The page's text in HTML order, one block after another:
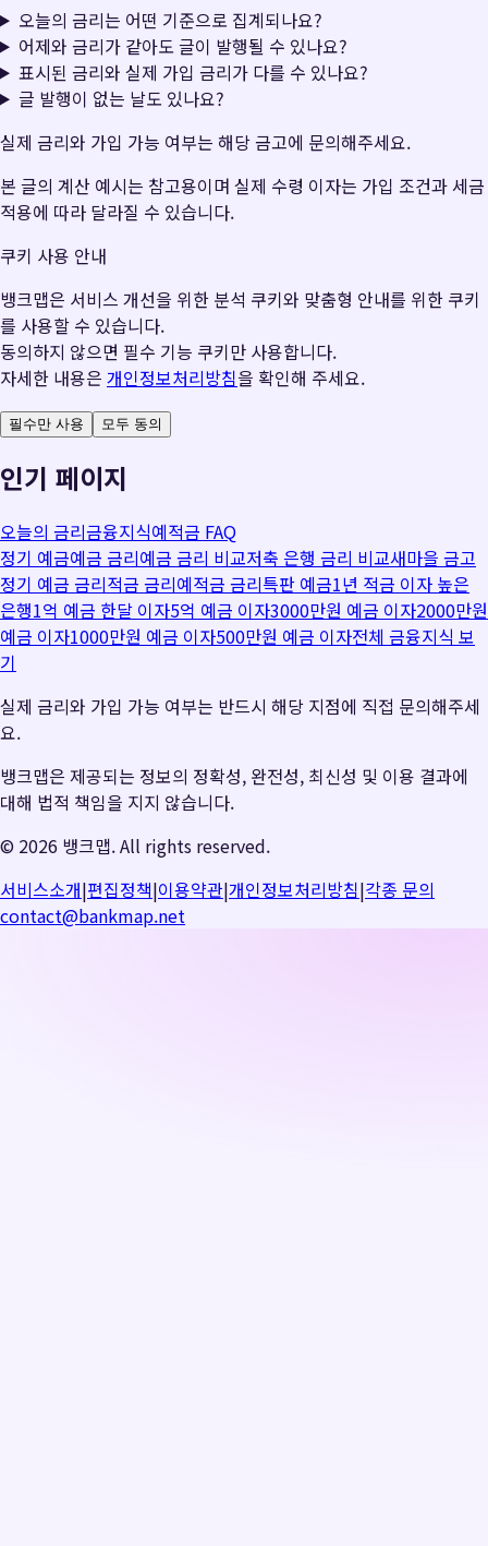
오늘의 금리는 어떤 기준으로 집계되나요?
어제와 금리가 같아도 글이 발행될 수 있나요?
표시된 금리와 실제 가입 금리가 다를 수 있나요?
글 발행이 없는 날도 있나요?
실제 금리와 가입 가능 여부는 해당 금고에 문의해주세요.
본 글의 계산 예시는 참고용이며 실제 수령 이자는 가입 조건과 세금
적용에 따라 달라질 수 있습니다.
쿠키 사용 안내
뱅크맵은 서비스 개선을 위한 분석 쿠키와 맞춤형 안내를 위한 쿠키
를 사용할 수 있습니다.
동의하지 않으면 필수 기능 쿠키만 사용합니다.
자세한 내용은 개인정보처리방침을 확인해 주세요.
필수만 사용 모두 동의
인기 페이지
오늘의 금리금융지식예적금 FAQ
정기 예금예금 금리예금 금리 비교저축 은행 금리 비교새마을 금고
정기 예금 금리적금 금리예적금 금리특판 예금1년 적금 이자 높은
은행1억 예금 한달 이자5억 예금 이자3000만원 예금 이자2000만원
예금 이자1000만원 예금 이자500만원 예금 이자전체 금융지식 보
기
실제 금리와 가입 가능 여부는 반드시 해당 지점에 직접 문의해주세
요.
뱅크맵은 제공되는 정보의 정확성, 완전성, 최신성 및 이용 결과에
대해 법적 책임을 지지 않습니다.
© 2026 뱅크맵. All rights reserved.
서비스소개|편집정책|이용약관|개인정보처리방침|각종 문의
contact@bankmap.net